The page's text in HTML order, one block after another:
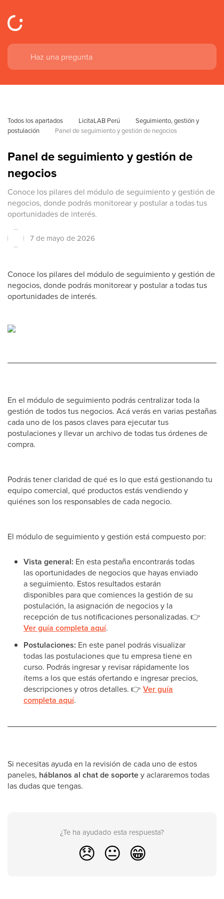
Todos los apartados LicitaLAB Perú
Seguimiento, gestión y
postulación
Panel de seguimiento y gestión de negocios
Panel de seguimiento y gestión de
negocios
Conoce los pilares del módulo de seguimiento y gestión de
negocios, donde podrás monitorear y postular a todas tus
oportunidades de interés.
7 de mayo de 2026
Conoce los pilares del módulo de seguimiento y gestión de
negocios, donde podrás monitorear y postular a todas tus
oportunidades de interés.
En el módulo de seguimiento podrás centralizar toda la
gestión de todos tus negocios. Acá verás en varias pestañas
cada uno de los pasos claves para ejecutar tus
postulaciones y llevar un archivo de todas tus órdenes de
compra.
Podrás tener claridad de qué es lo que está gestionando tu
equipo comercial, qué productos estás vendiendo y
quiénes son los responsables de cada negocio.
El módulo de seguimiento y gestión está compuesto por:
Vista general: En esta pestaña encontrarás todas
las oportunidades de negocios que hayas enviado
a seguimiento. Estos resultados estarán
disponibles para que comiences la gestión de su
postulación, la asignación de negocios y la
recepción de tus notificaciones personalizadas. 👉
Ver guía completa aquí.
Postulaciones: En este panel podrás visualizar
todas las postulaciones que tu empresa tiene en
curso. Podrás ingresar y revisar rápidamente los
ítems a los que estás ofertando e ingresar precios,
descripciones y otros detalles. 👉 Ver guía
completa aquí.
Si necesitas ayuda en la revisión de cada uno de estos
paneles, háblanos al chat de soportey aclararemos todas
las dudas que tengas.
¿Te ha ayudado esta respuesta?
😞 😐 😁